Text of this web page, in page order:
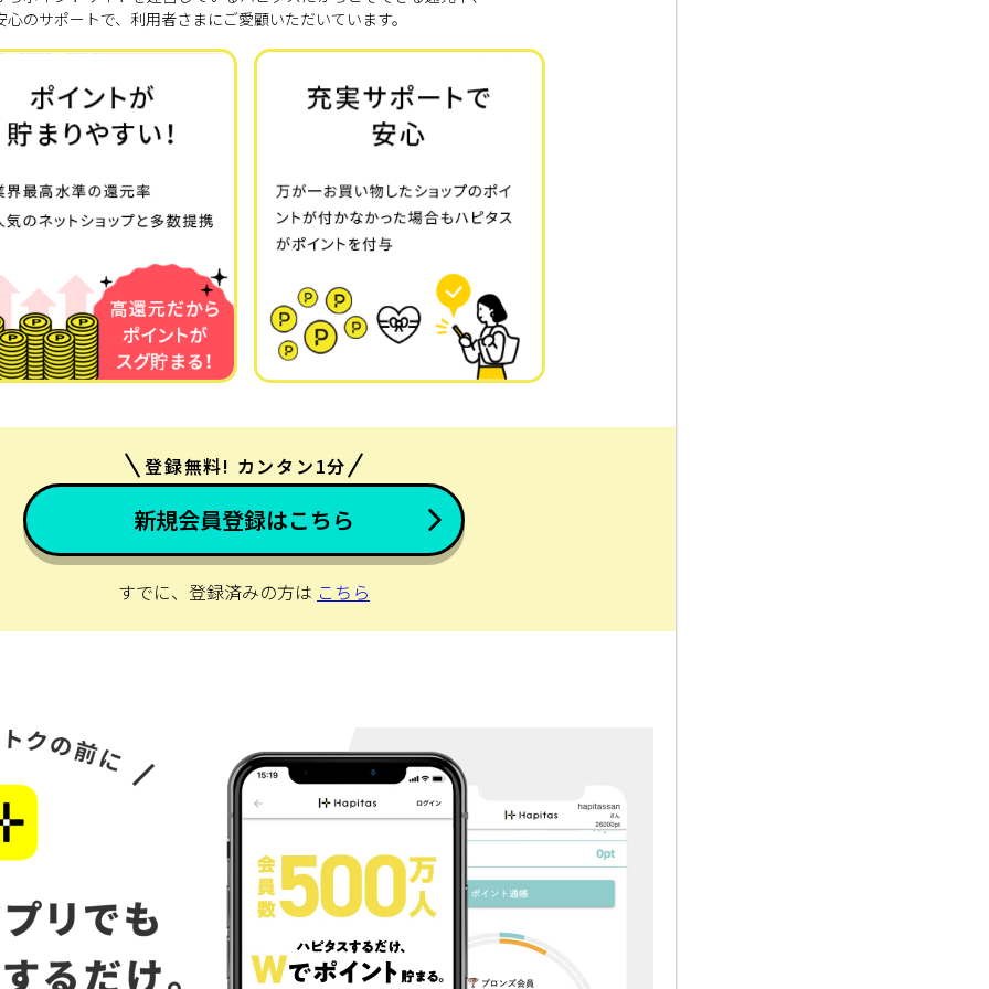
心のサポートで、利用者さまにご愛顧いただいています。
登録無料! カンタン1分
新規会員登録はこちら
すでに、登録済みの方は こちら